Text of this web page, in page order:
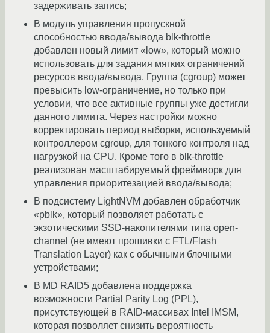
задерживать запись;
В модуль управления пропускной
способностью ввода/вывода blk-throttle
добавлен новый лимит «low», который можно
использовать для задания мягких ограничений
ресурсов ввода/вывода. Группа (cgroup) может
превысить low-ограничение, но только при
условии, что все активные группы уже достигли
данного лимита. Через настройки можно
корректировать период выборки, используемый
контроллером cgroup, для тонкого контроля над
нагрузкой на CPU. Кроме того в blk-throttle
реализован масштабируемый фреймворк для
управления приоритезацией ввода/вывода;
В подсистему LightNVM добавлен обработчик
«pblk», который позволяет работать с
экзотическими SSD-накопителями типа open-
channel (не имеют прошивки с FTL/Flash
Translation Layer) как с обычными блочными
устройствами;
В MD RAID5 добавлена поддержка
возможности Partial Parity Log (PPL),
присутствующей в RAID-массивах Intel IMSM,
которая позволяет снизить вероятность